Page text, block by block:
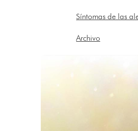
Síntomas de las
Archivo